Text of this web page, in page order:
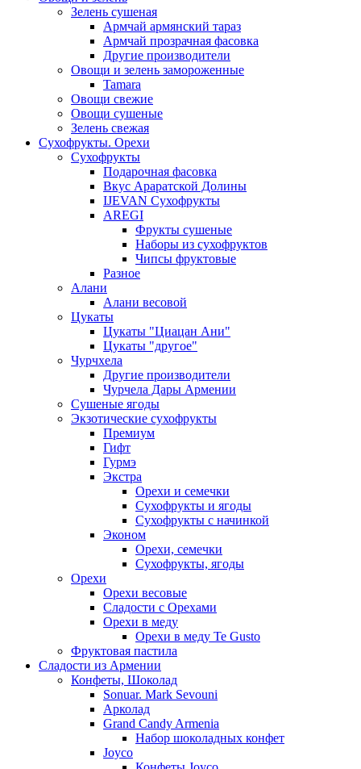
Зелень сушеная
Армчай армянский тараз
Армчай прозрачная фасовка
Другие производители
Овощи и зелень замороженные
Tamara
Овощи свежие
Овощи сушеные
Зелень свежая
Сухофрукты. Орехи
Сухофрукты
Подарочная фасовка
Вкус Араратской Долины
IJEVAN Сухофрукты
AREGI
Фрукты сушеные
Наборы из сухофруктов
Чипсы фруктовые
Разное
Алани
Алани весовой
Цукаты
Цукаты "Циацан Ани"
Цукаты "другое"
Чурчхела
Другие производители
Чурчела Дары Армении
Сушеные ягоды
Экзотические сухофрукты
Премиум
Гифт
Гурмэ
Экстра
Орехи и семечки
Сухофрукты и ягоды
Сухофрукты с начинкой
Эконом
Орехи, семечки
Сухофрукты, ягоды
Орехи
Орехи весовые
Сладости с Орехами
Орехи в меду
Орехи в меду Te Gusto
Фруктовая пастила
Сладости из Армении
Конфеты, Шоколад
Sonuar. Mark Sevouni
Арколад
Grand Candy Armenia
Набор шоколадных конфет
Joyco